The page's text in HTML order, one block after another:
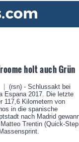
holt auch Grün
|
(rsn) - Schlussakt bei
Espana 2017. Die letzte
117,6 Kilometern von
in die spanische
nach Madrid
Trentin (Quick-Step